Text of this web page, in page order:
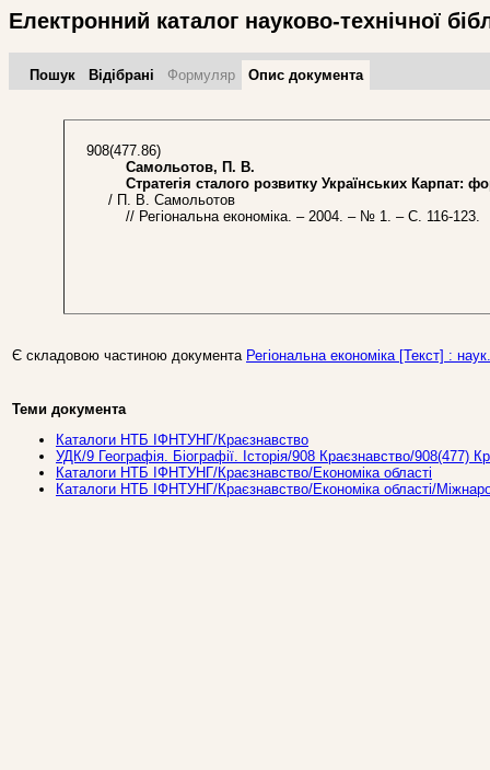
Електронний каталог науково-технічної
Пошук Відібрані Формуляр Опис документа
908(477.86)
Самольотов, П. В.
Стратегія сталого розвитку Українських Карпат:
/ П. В. Самольотов
// Регіональна економіка. – 2004. – № 1. – С. 116-123.
Є складовою частиною документа Регіональна економіка [Текст] :
Теми документа
Каталоги НТБ ІФНТУНГ/Краєзнавство
УДК/9 Географiя. Бiографiї. Iсторiя/908 Краєзнавство/908(477)
Каталоги НТБ ІФНТУНГ/Краєзнавство/Економіка області
Каталоги НТБ ІФНТУНГ/Краєзнавство/Економіка області/